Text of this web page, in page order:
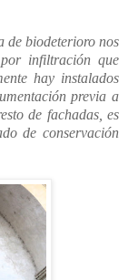
de biodeterioro nos
infiltración que
hay instalados
previa a
de fachadas, es
de conservación